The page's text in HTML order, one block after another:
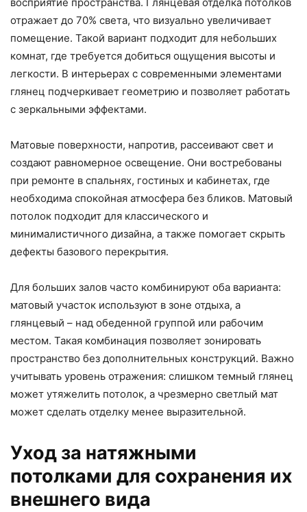
отражает до 70% света, что визуально увеличивает
помещение. Такой вариант подходит для небольших
комнат, где требуется добиться ощущения высоты и
легкости. В интерьерах с современными элементами
глянец подчеркивает геометрию и позволяет работать
с зеркальными эффектами.
Матовые поверхности, напротив, рассеивают свет и
создают равномерное освещение. Они востребованы
при ремонте в спальнях, гостиных и кабинетах, где
необходима спокойная атмосфера без бликов. Матовый
потолок подходит для классического и
минималистичного дизайна, а также помогает скрыть
дефекты базового перекрытия.
Для больших залов часто комбинируют оба варианта:
матовый участок используют в зоне отдыха, а
глянцевый – над обеденной группой или рабочим
местом. Такая комбинация позволяет зонировать
пространство без дополнительных конструкций. Важно
учитывать уровень отражения: слишком темный глянец
может утяжелить потолок, а чрезмерно светлый мат
может сделать отделку менее выразительной.
Уход за натяжными
потолками для сохранения их
внешнего вида